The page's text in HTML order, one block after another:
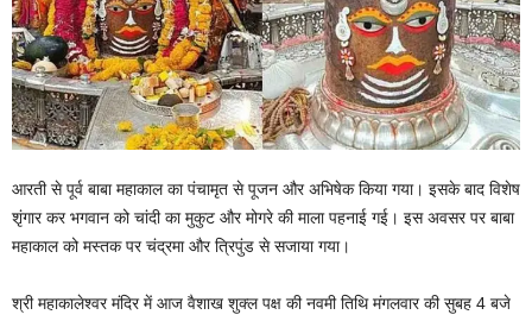
आरती से पूर्व बाबा महाकाल का पंचामृत से पूजन और अभिषेक किया गया। इसके बाद विशेष
शृंगार कर भगवान को चांदी का मुकुट और मोगरे की माला पहनाई गई। इस अवसर पर बाबा
महाकाल को मस्तक पर चंद्रमा और त्रिपुंड से सजाया गया।
श्री महाकालेश्वर मंदिर में आज वैशाख शुक्ल पक्ष की नवमी तिथि मंगलवार की सुबह 4 बजे